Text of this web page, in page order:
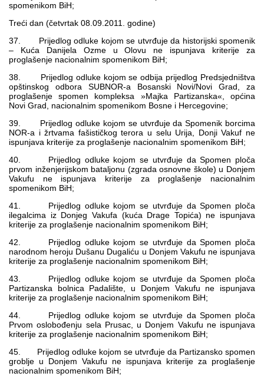
spomenikom BiH;
Treći dan (četvrtak 08.09.2011. godine)
37. Prijedlog odluke kojom se utvrđuje da historijski spomenik
– Kuća Danijela Ozme u Olovu ne ispunjava kriterije za
proglašenje nacionalnim spomenikom BiH;
38. Prijedlog odluke kojom se odbija prijedlog Predsjedništva
opštinskog odbora SUBNOR-a Bosanski Novi/Novi Grad, za
proglašenje spomen kompleksa »Majka Partizanska«, općina
Novi Grad, nacionalnim spomenikom Bosne i Hercegovine;
39. Prijedlog odluke kojom se utvrđuje da Spomenik borcima
NOR-a i žrtvama fašističkog terora u selu Urija, Donji Vakuf ne
ispunjava kriterije za proglašenje nacionalnim spomenikom BiH;
40. Prijedlog odluke kojom se utvrđuje da Spomen ploča
prvom inženjerijskom bataljonu (zgrada osnovne škole) u Donjem
Vakufu ne ispunjava kriterije za proglašenje nacionalnim
spomenikom BiH;
41. Prijedlog odluke kojom se utvrđuje da Spomen ploča
ilegalcima iz Donjeg Vakufa (kuća Drage Topića) ne ispunjava
kriterije za proglašenje nacionalnim spomenikom BiH;
42. Prijedlog odluke kojom se utvrđuje da Spomen ploča
narodnom heroju Dušanu Dugaliću u Donjem Vakufu ne ispunjava
kriterije za proglašenje nacionalnim spomenikom BiH;
43. Prijedlog odluke kojom se utvrđuje da Spomen ploča
Partizanska bolnica Padalište, u Donjem Vakufu ne ispunjava
kriterije za proglašenje nacionalnim spomenikom BiH;
44. Prijedlog odluke kojom se utvrđuje da Spomen ploča
Prvom oslobođenju sela Prusac, u Donjem Vakufu ne ispunjava
kriterije za proglašenje nacionalnim spomenikom BiH;
45. Prijedlog odluke kojom se utvrđuje da Partizansko spomen
groblje u Donjem Vakufu ne ispunjava kriterije za proglašenje
nacionalnim spomenikom BiH;